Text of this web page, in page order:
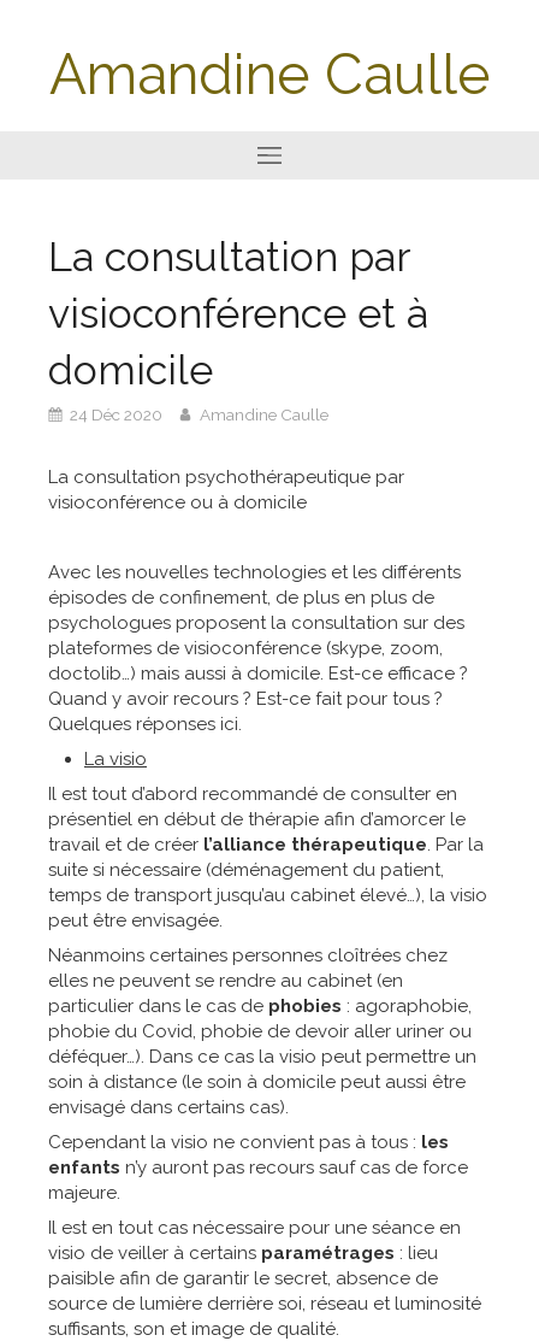
Amandine Caulle
La consultation par
visioconférence et à
domicile
24 Déc 2020 Amandine Caulle
La consultation psychothérapeutique par
visioconférence ou à domicile
Avec les nouvelles technologies et les différents
épisodes de confinement, de plus en plus de
psychologues proposent la consultation sur des
plateformes de visioconférence (skype, zoom,
doctolib…) mais aussi à domicile. Est-ce efficace ?
Quand y avoir recours ? Est-ce fait pour tous ?
Quelques réponses ici.
La visio
Il est tout d’abord recommandé de consulter en
présentiel en début de thérapie afin d’amorcer le
travail et de créer l’alliance thérapeutique. Par la
suite si nécessaire (déménagement du patient,
temps de transport jusqu’au cabinet élevé…), la visio
peut être envisagée.
Néanmoins certaines personnes cloîtrées chez
elles ne peuvent se rendre au cabinet (en
particulier dans le cas de phobies : agoraphobie,
phobie du Covid, phobie de devoir aller uriner ou
déféquer…). Dans ce cas la visio peut permettre un
soin à distance (le soin à domicile peut aussi être
envisagé dans certains cas).
Cependant la visio ne convient pas à tous : les
enfants n’y auront pas recours sauf cas de force
majeure.
Il est en tout cas nécessaire pour une séance en
visio de veiller à certains paramétrages : lieu
paisible afin de garantir le secret, absence de
source de lumière derrière soi, réseau et luminosité
suffisants, son et image de qualité.